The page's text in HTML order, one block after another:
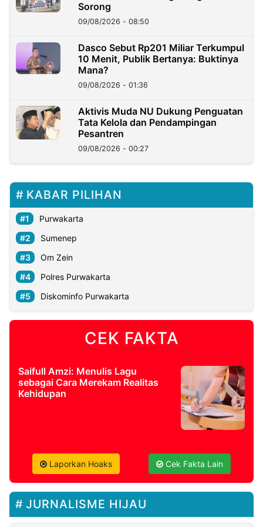
Sorong
09/08/2026 - 08:50
Dasco Sebut Rp201 Miliar Terkumpul
10 Menit, Publik Bertanya: Buktinya
Mana?
09/08/2026 - 01:36
Aktivis Muda NU Dukung Penguatan
Tata Kelola dan Pendampingan
Pesantren
09/08/2026 - 00:27
KABAR PILIHAN
Purwakarta
Sumenep
Om Zein
Polres Purwakarta
Diskominfo Purwakarta
CEK FAKTA
Saifull Amzi: Menulis Lagu
sebagai Cara Merekam Realitas
Kehidupan
Laporkan Hoaks Cek Fakta Lain
JURNALISME HIJAU